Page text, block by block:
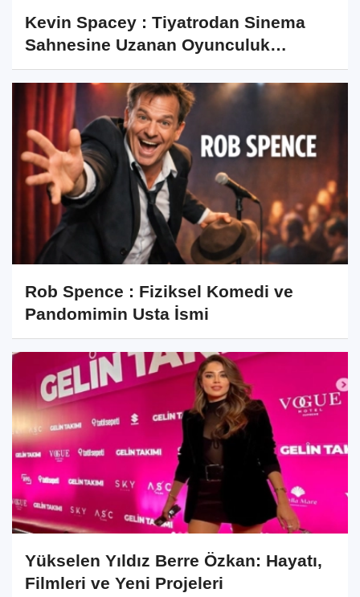
Kevin Spacey : Tiyatrodan Sinema
Sahnesine Uzanan Oyunculuk
Kariyeri
Rob Spence : Fiziksel Komedi ve
Pandomimin Usta İsmi
Yükselen Yıldız Berre Özkan: Hayatı,
Filmleri ve Yeni Projeleri